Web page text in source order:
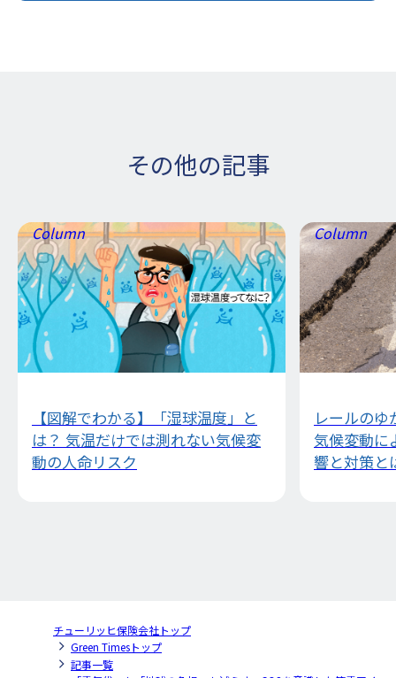
その他の記事
Column
【図解でわかる】「湿球温度」と
は？ 気温だけでは測れない気候変
動の人命リスク
Column
レールの
気候変動に
響と対策と
チューリッヒ保険会社トップ
Green Timesトップ
記事一覧